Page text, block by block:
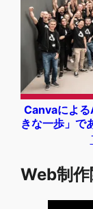
Canvaによ
きな一歩」で
Web制